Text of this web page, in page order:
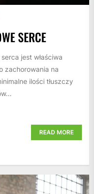
SERCE
jest właściwa
zachorowania na
ilości tłuszczy
READ MORE